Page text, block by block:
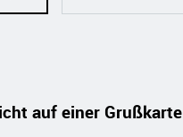
auf einer Grußkarte